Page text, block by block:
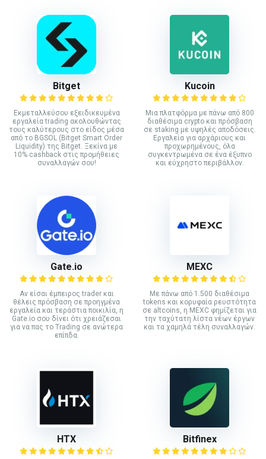
Bitget
Εκμεταλλεύσου εξειδικευμένα
εργαλεία trading ακολουθώντας
τους καλύτερους στο είδος μέσα
από το BGSOL (Bitget Smart Order
Liquidity) της Bitget. Ξεκίνα με
10% cashback στις προμήθειες
συναλλαγών σου!
Kucoin
Mια πλατφόρμα με πάνω από 800
διαθέσιμα crypto και πρόσβαση
σε staking με υψηλές αποδόσεις.
Εργαλεία για αρχάριους και
προχωρημένους, όλα
συγκεντρωμένα σε ένα έξυπνο
και εύχρηστο περιβάλλον.
Gate.io
Αν είσαι έμπειρος trader και
θέλεις πρόσβαση σε προηγμένα
εργαλεία και τεράστια ποικιλία, η
Gate.io σου δίνει ότι χρειάζεσαι
για να πας το Trading σε ανώτερα
επίπδα.
MEXC
Με πάνω από 1.500 διαθέσιμα
tokens και κορυφαία ρευστότητα
σε altcoins, η MEXC φημίζεται για
την ταχύτατη λίστα νέων έργων
και τα χαμηλά τέλη συναλλαγών.
HTX Bitfinex